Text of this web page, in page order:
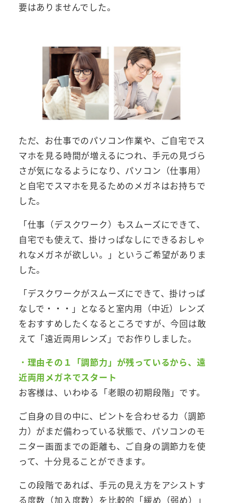
要はありませんでした。
ただ、お仕事でのパソコン作業や、ご自宅でス
マホを見る時間が増えるにつれ、手元の見づら
さが気になるようになり、パソコン（仕事用）
と自宅でスマホを見るためのメガネはお持ちで
した。
「仕事（デスクワーク）もスムーズにできて、
自宅でも使えて、掛けっぱなしにできるおしゃ
れなメガネが欲しい。」というご希望がありま
した。
「デスクワークがスムーズにできて、掛けっぱ
なしで・・・」となると室内用（中近）レンズ
をおすすめしたくなるところですが、今回は敢
えて「遠近両用レンズ」でお作りしました。
・ 理由その１「調節力」が残っているから、遠
近両用メガネでスタート
お客様は、いわゆる「老眼の初期段階」です。
ご自身の目の中に、ピントを合わせる力（調節
力）がまだ備わっている状態で、パソコンのモ
ニター画面までの距離も、ご自身の調節力を使
って、十分見ることができます。
この段階であれば、手元の見え方をアシストす
る度数（加入度数）を比較的「緩め（弱め）」